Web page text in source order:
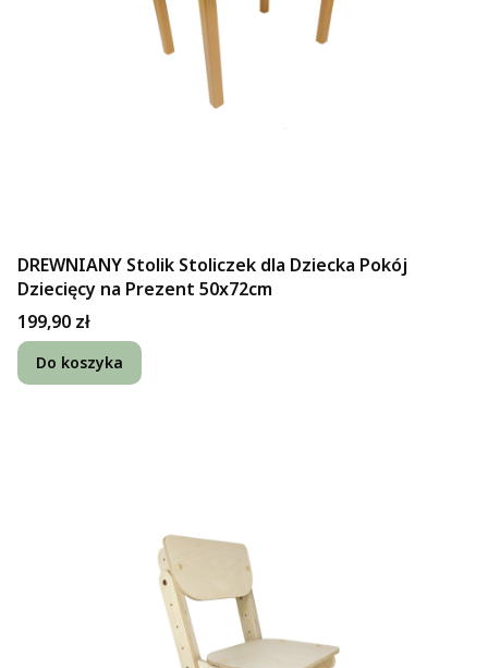
DREWNIANY Stolik Stoliczek dla Dziecka Pokój
Dziecięcy na Prezent 50x72cm
Cena
199,90 zł
Do koszyka